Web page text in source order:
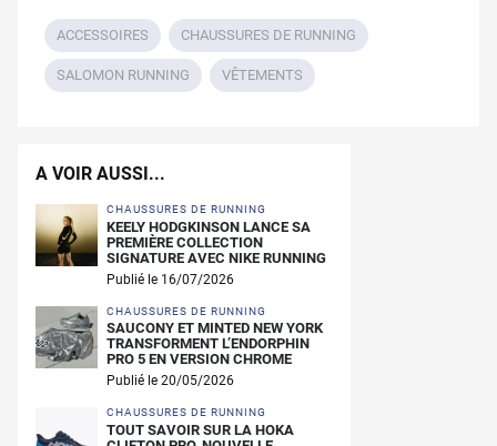
ACCESSOIRES CHAUSSURES DE RUNNING
SALOMON RUNNING VÊTEMENTS
A VOIR AUSSI...
CHAUSSURES DE RUNNING
KEELY HODGKINSON LANCE SA
PREMIÈRE COLLECTION
SIGNATURE AVEC NIKE RUNNING
Publié le 16/07/2026
CHAUSSURES DE RUNNING
SAUCONY ET MINTED NEW YORK
TRANSFORMENT L’ENDORPHIN
PRO 5 EN VERSION CHROME
Publié le 20/05/2026
CHAUSSURES DE RUNNING
TOUT SAVOIR SUR LA HOKA